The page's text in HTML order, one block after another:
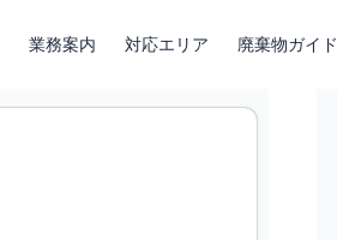
業務案内 対応エリア 廃棄物ガイド